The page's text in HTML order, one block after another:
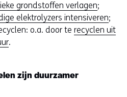
grondstoffen verlagen;
elektrolyzers intensiveren;
o.a. door te recyclen uit
.
zijn duurzamer